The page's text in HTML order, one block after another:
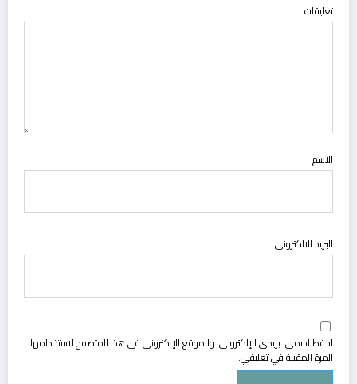
تعليقات
الاسم
البريد الالكتروني
احفظ اسمي، بريدي الإلكتروني، والموقع الإلكتروني في هذا المتصفح لاستخدامها
المرة المقبلة في تعليقي.